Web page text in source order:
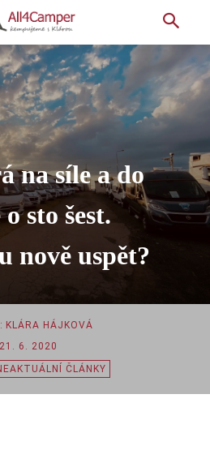
na síle a do
sto šest.
nově uspět?
KLÁRA HÁJKOVÁ
21. 6. 2020
ČLÁNKY